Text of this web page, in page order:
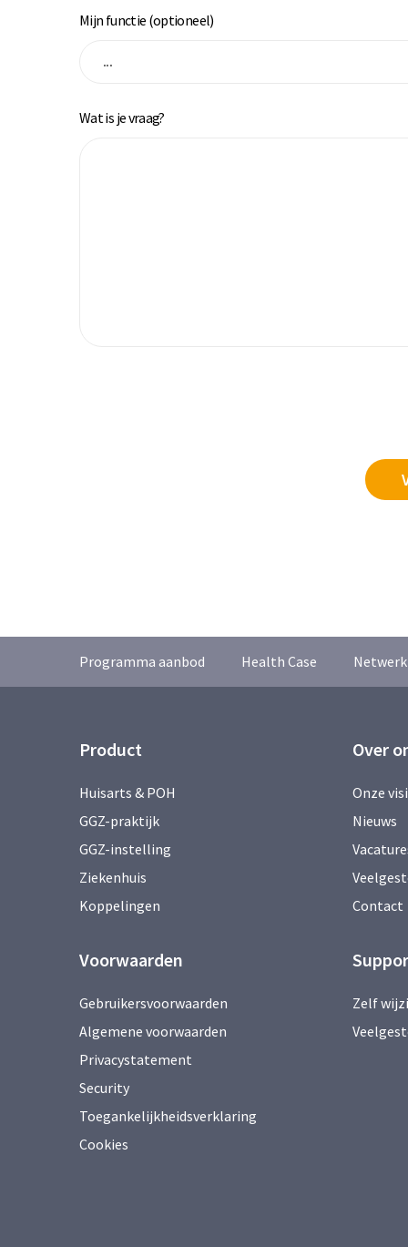
Mijn functie (optioneel)
Wat is je vraag?
Programma aanbod Health Case
Product
Huisarts & POH
GGZ-praktijk
GGZ-instelling
Ziekenhuis
Koppelingen
Voorwaarden
Gebruikersvoorwaarden
Algemene voorwaarden
Privacystatement
Security
Toegankelijkheidsverklaring
Cookies
Over
Onze
Nieuws
Contact
Zelf